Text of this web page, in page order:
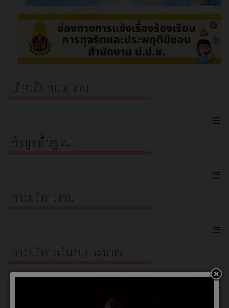
เกี่ยวกับหน่วยงาน
≡
ข้อมูลพื้นฐาน
≡
การบริหารงาน
≡
การบริหารเงินงบประมาณ
≡